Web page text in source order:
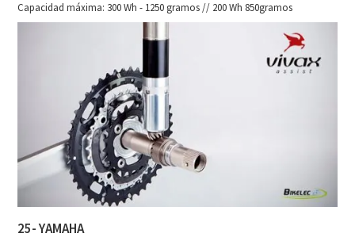
Capacidad máxima: 300 Wh - 1250 gramos // 200 Wh 850gramos
25- YAMAHA